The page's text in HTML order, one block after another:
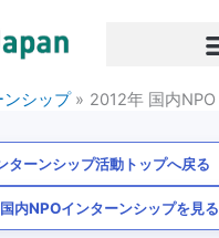
ンシップ 2012年 国内NPO
ターンシップ活動トップへ戻る
内NPOインターンシップを見る